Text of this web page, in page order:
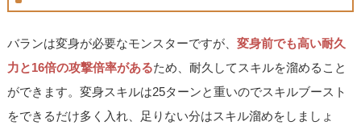
バランは変身が必要なモンスターですが、変身前でも高い耐久
力と16倍の攻撃倍率があるため、耐久してスキルを溜めること
ができます。変身スキルは25ターンと重いのでスキルブースト
をできるだけ多く入れ、足りない分はスキル溜めをしましょ